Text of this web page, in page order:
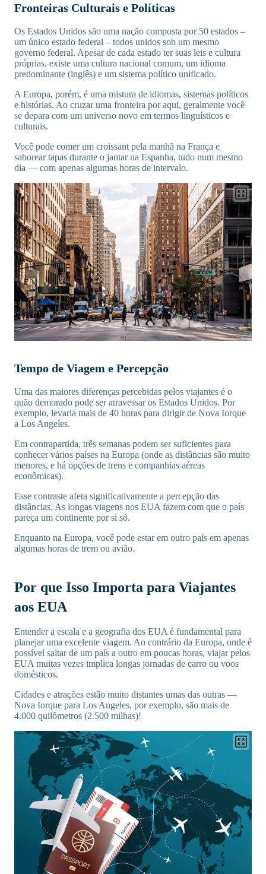
Fronteiras Culturais e Políticas
Os Estados Unidos são uma nação composta por 50 estados –
um único estado federal – todos unidos sob um mesmo
governo federal. Apesar de cada estado ter suas leis e cultura
próprias, existe uma cultura nacional comum, um idioma
predominante (inglês) e um sistema político unificado.
A Europa, porém, é uma mistura de idiomas, sistemas políticos
e histórias. Ao cruzar uma fronteira por aqui, geralmente você
se depara com um universo novo em termos linguísticos e
culturais.
Você pode comer um croissant pela manhã na França e
saborear tapas durante o jantar na Espanha, tudo num mesmo
dia — com apenas algumas horas de intervalo.
Tempo de Viagem e Percepção
Uma das maiores diferenças percebidas pelos viajantes é o
quão demorado pode ser atravessar os Estados Unidos. Por
exemplo, levaria mais de 40 horas para dirigir de Nova Iorque
a Los Angeles.
Em contrapartida, três semanas podem ser suficientes para
conhecer vários países na Europa (onde as distâncias são muito
menores, e há opções de trens e companhias aéreas
econômicas).
Esse contraste afeta significativamente a percepção das
distâncias. As longas viagens nos EUA fazem com que o país
pareça um continente por si só.
Enquanto na Europa, você pode estar em outro país em apenas
algumas horas de trem ou avião.
Por que Isso Importa para Viajantes
aos EUA
Entender a escala e a geografia dos EUA é fundamental para
planejar uma excelente viagem. Ao contrário da Europa, onde é
possível saltar de um país a outro em poucas horas, viajar pelos
EUA muitas vezes implica longas jornadas de carro ou voos
domésticos.
Cidades e atrações estão muito distantes umas das outras —
Nova Iorque para Los Angeles, por exemplo, são mais de
4.000 quilômetros (2.500 milhas)!